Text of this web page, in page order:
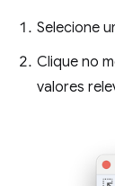
Selecione
Clique no
valores